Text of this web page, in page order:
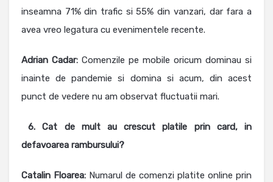
inseamna 71% din trafic si 55% din vanzari, dar fara a
avea vreo legatura cu evenimentele recente.
Adrian Cadar: Comenzile pe mobile oricum dominau si
inainte de pandemie si domina si acum, din acest
punct de vedere nu am observat fluctuatii mari.
6. Cat de mult au crescut platile prin card, in
defavoarea rambursului?
Catalin Floarea: Numarul de comenzi platite online prin